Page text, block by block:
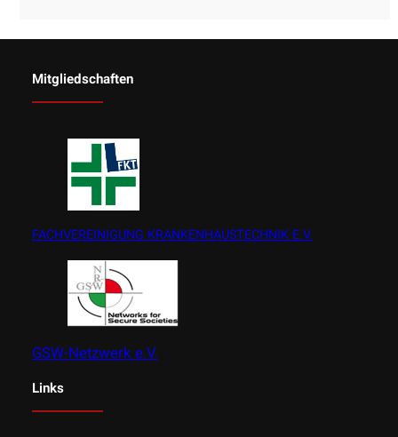
Mitgliedschaften
FACHVEREINIGUNG KRANKENHAUSTECHNIK E.V.
GSW-Netzwerk e.V.
Links